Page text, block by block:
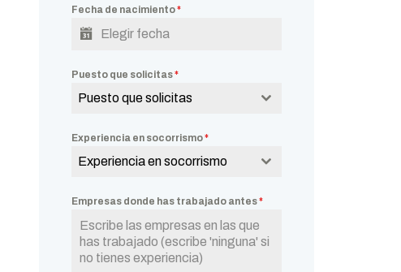
Fecha de nacimiento*
Puesto que solicitas*
Puesto que solicitas
Experiencia en socorrismo*
Experiencia en socorrismo
Empresas donde has trabajado antes*